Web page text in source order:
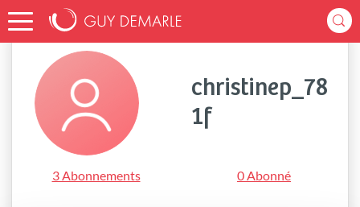
Accueil christinep_781f
christinep_78
1f
3 Abonnements 0 Abonné